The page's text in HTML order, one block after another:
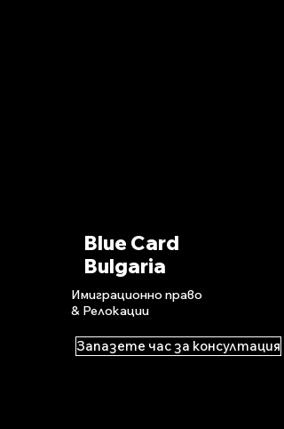
Blue Card
Bulgaria
Имиграционно право
& Релокации
Запазете час за консултация